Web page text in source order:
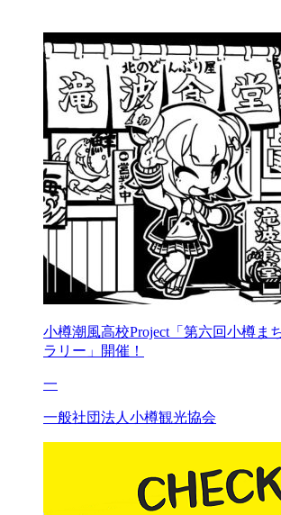
小樽潮風高校Project「第六回小樽ま
ラリー」開催！
一
一般社団法人小樽観光協会